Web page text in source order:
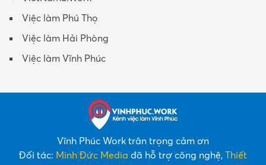
Việc làm Phú Thọ
Việc làm Hải Phòng
Việc làm Vĩnh Phúc
Vĩnh Phúc Work trân trọng cảm ơn
Đối tác: Minh Đức Media đã hỗ trợ công nghệ, Thiết